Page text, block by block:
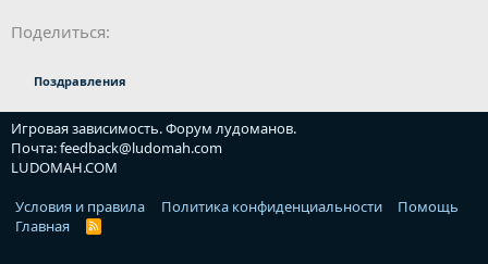
Поделиться:
Поздравления
Игровая зависимость. Форум лудоманов.
Почта: feedback@ludomah.com
LUDOMAH.COM
Условия и правила
Политика конфиденциальности
Помощь
Главная
R